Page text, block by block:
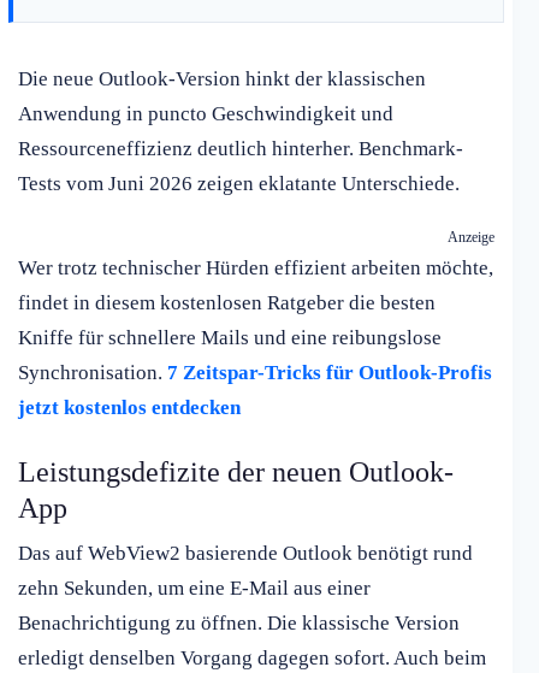
Die neue Outlook-Version hinkt der klassischen
Anwendung in puncto Geschwindigkeit und
Ressourceneffizienz deutlich hinterher. Benchmark-
Tests vom Juni 2026 zeigen eklatante Unterschiede.
Anzeige
Wer trotz technischer Hürden effizient arbeiten möchte,
findet in diesem kostenlosen Ratgeber die besten
Kniffe für schnellere Mails und eine reibungslose
Synchronisation. 7 Zeitspar-Tricks für Outlook-Profis
jetzt kostenlos entdecken
Leistungsdefizite der neuen Outlook-
App
Das auf WebView2 basierende Outlook benötigt rund
zehn Sekunden, um eine E-Mail aus einer
Benachrichtigung zu öffnen. Die klassische Version
erledigt denselben Vorgang dagegen sofort. Auch beim